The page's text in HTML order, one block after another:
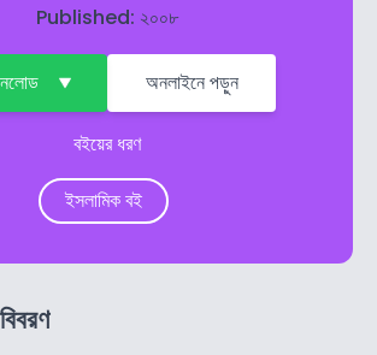
Published: ২০০৮
অনলাইনে পড়ুন
বইয়ের ধরণ
ইসলামিক বই